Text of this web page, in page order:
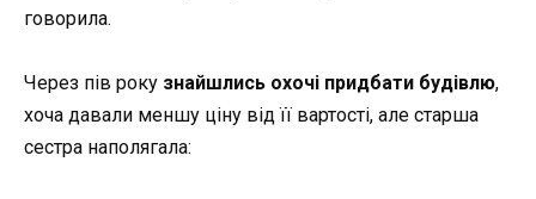
говорила.
Через пів року знайшлись охочі придбати будівлю,
хоча давали меншу ціну від її вартості, але старша
сестра наполягала: